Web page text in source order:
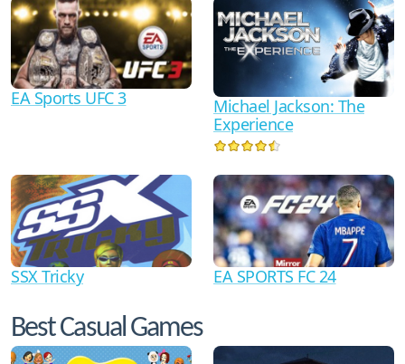
EA Sports UFC 3
Michael Jackson: The
Experience
SSX Tricky EA SPORTS FC 24
Best Casual Games